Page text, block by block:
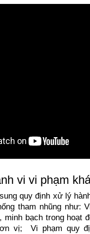
vi vi phạm
quy định xử lý
tham nhũng như:
minh bạch trong hoạt
vị;
Vi phạm quy